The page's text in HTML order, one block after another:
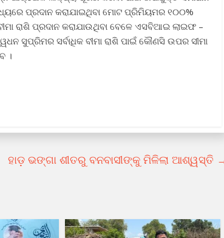
ପ୍ରଦାନ କରାଯାଇଥିବା ମୋଟ ପ୍ରିମିୟମର ୧୦୦%
ରାଶି ପ୍ରଦାନ କରାଯାଉଥିବା ବେଳେ ଏସବିଆଇ ଲାଇଫ –
ସୁପ୍ରିମର ସର୍ବାଧିକ ବୀମା ରାଶି ପାଇଁ କୌଣସି ଉପର ସୀମା
।
ହାଡ଼ ଭଙ୍ଗା ଶୀତରୁ ବନବାସୀଙ୍କୁ ମିଳିଲା ଆଶ୍ୱସ୍ତି